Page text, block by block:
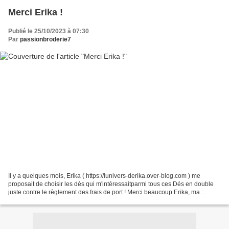
Merci Erika !
Publié le 25/10/2023 à 07:30
Par passionbroderie7
Il y a quelques mois, Erika ( https://lunivers-derika.over-blog.com ) me
proposait de choisir les dés qui m'intéressaitparmi tous ces Dés en double
juste contre le règlement des frais de port ! Merci beaucoup Erika, ma